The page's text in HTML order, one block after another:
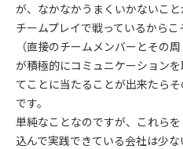
が、なかなかうまくいかないこと
チームプレイで戦っているから
（直接のチームメンバーとその
が積極的にコミュニケーション
てことに当たることが出来たら
です。
単純なことなのですが、これら
込んで実践できている会社は少な